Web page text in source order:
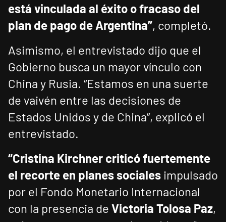
está vinculada al éxito o fracaso del
plan de pago de Argentina”, completó.
Asimismo, el entrevistado dijo que el
Gobierno busca un mayor vínculo con
China y Rusia. “Estamos en una suerte
de vaivén entre las decisiones de
Estados Unidos y de China”, explicó el
entrevistado.
“Cristina Kirchner criticó fuertemente
el recorte en planes sociales impulsado
por el Fondo Monetario Internacional
con la presencia de Victoria Tolosa Paz,